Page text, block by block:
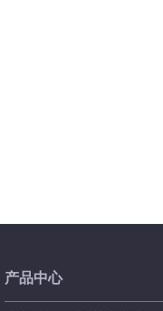
产品中心